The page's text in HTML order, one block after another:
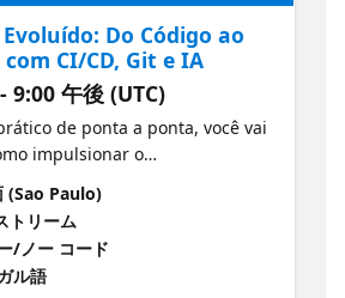
seus dados em narrativas
Documentação do
se a nós! Participe de
gratuitos:
ReactorSaoPaulo Acelere sua
sua startup com Microsoft
você com pessoas
empreendedores de IA,
que compartilham
💡Transforme suas ideias com
se agora
Do Código ao
CI/CD, Git e IA
9:00 午後 (UTC)
de ponta a ponta, você vai
impulsionar o
moderno no Power BI. O
a integração de CI/CD
e
entre desenvolvedores, com
o Fab CLI – uma biblioteca
(Sao Paulo)
トリーム
/ノー コード
ル語